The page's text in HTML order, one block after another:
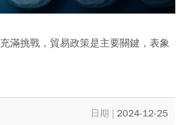
滿挑戰，貿易政策是主要關鍵，表象
投資人辨識真實價值進而發掘投資契
2024-12-25